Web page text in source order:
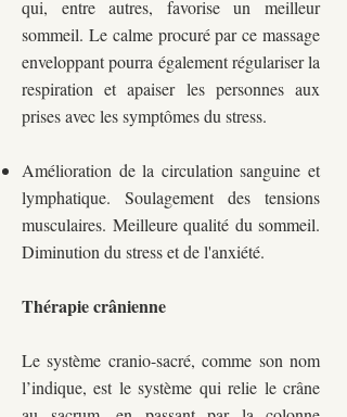
qui, entre autres, favorise un meilleur
sommeil. Le calme procuré par ce massage
enveloppant pourra également régulariser la
respiration et apaiser les personnes aux
prises avec les symptômes du stress.
Amélioration de la circulation sanguine et
lymphatique. Soulagement des tensions
musculaires. Meilleure qualité du sommeil.
Diminution du stress et de l'anxiété.
Thérapie crânienne
Le système cranio-sacré, comme son nom
l’indique, est le système qui relie le crâne